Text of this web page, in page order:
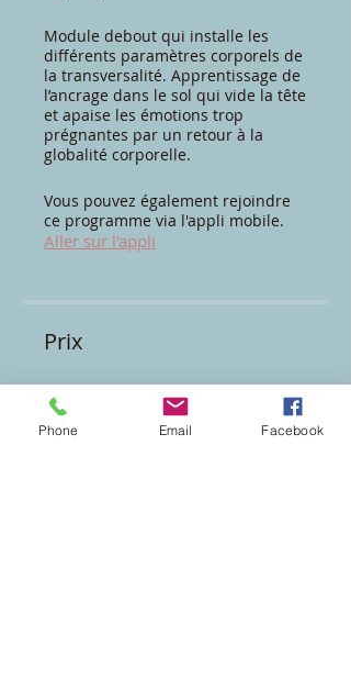
Module debout qui installe les
différents paramètres corporels de
la transversalité. Apprentissage de
l’ancrage dans le sol qui vide la tête
et apaise les émotions trop
prégnantes par un retour à la
globalité corporelle.
Vous pouvez également rejoindre
ce programme via l'appli mobile.
Aller sur l'appli
Prix
Thème 4 - Mise en jambes -
9,9€/mois, 9,90 €/mois
Phone Email Facebook